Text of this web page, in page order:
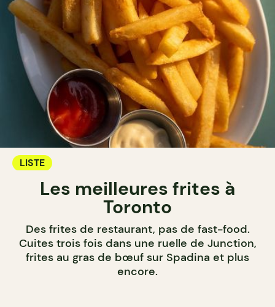
LISTE
Les meilleures frites à
Toronto
Des frites de restaurant, pas de fast-food.
Cuites trois fois dans une ruelle de Junction,
frites au gras de bœuf sur Spadina et plus
encore.